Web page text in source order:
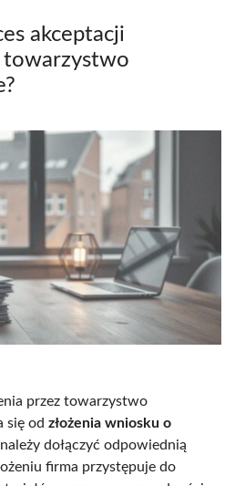
akceptacji
towarzystwo
przez towarzystwo
się od złożenia wniosku o
dołączyć odpowiednią
firma przystępuje do